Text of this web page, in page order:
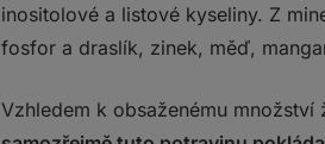
inositolové a listové kyseliny. Z
fosfor a draslík, zinek, měď,
Vzhledem k obsaženému